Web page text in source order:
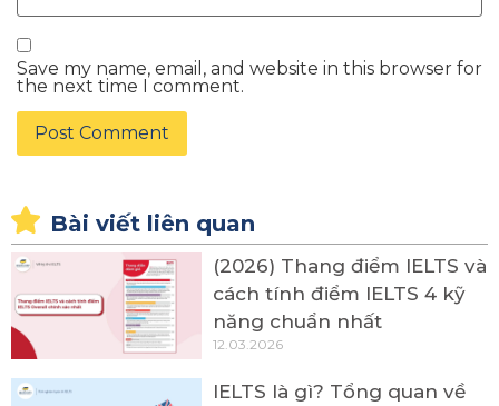
Save my name, email, and website in this browser for
the next time I comment.
Bài viết liên quan
(2026) Thang điểm IELTS và
cách tính điểm IELTS 4 kỹ
năng chuẩn nhất
12.03.2026
IELTS là gì? Tổng quan về